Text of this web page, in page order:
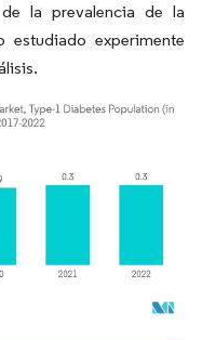
la prevalencia de la
experimente